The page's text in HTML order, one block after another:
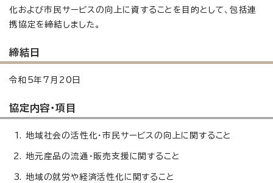
化および市民サービスの向上に資することを目的として、包括連
携協定を締結しました。
締結日
令和5年7月20日
協定内容・項目
地域社会の活性化・市民サービスの向上に関すること
地元産品の流通・販売支援に関すること
地域の就労や経済活性化に関すること